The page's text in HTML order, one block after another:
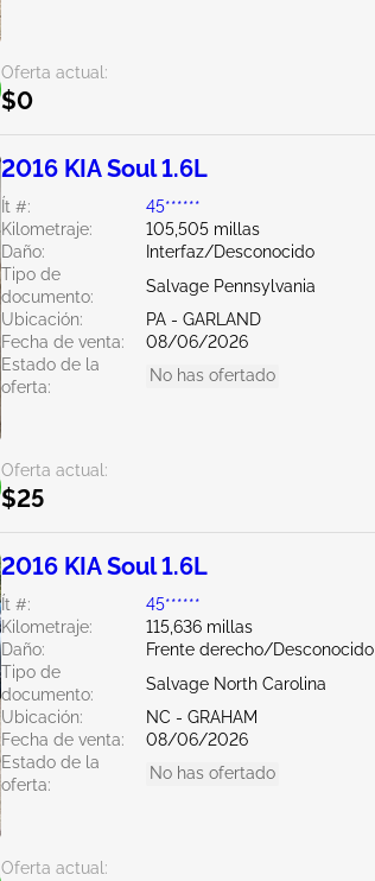
Oferta actual:
$0
2016 KIA Soul 1.6L
Ít #:
45******
Kilometraje:
105,505 millas
Daño:
Interfaz/Desconocido
Tipo de
documento:
Salvage Pennsylvania
Ubicación:
PA - GARLAND
Fecha de venta:
08/06/2026
Estado de la
oferta:
No has ofertado
Oferta actual:
$25
2016 KIA Soul 1.6L
Ít #:
45******
Kilometraje:
115,636 millas
Daño:
Frente derecho/Desconocido
Tipo de
documento:
Salvage North Carolina
Ubicación:
NC - GRAHAM
Fecha de venta:
08/06/2026
Estado de la
oferta:
No has ofertado
Oferta actual: